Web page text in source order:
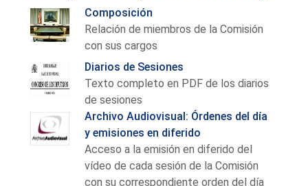
Composición
Relación de miembros de la Comisión
con sus cargos
Diarios de Sesiones
Texto completo en PDF de los diarios
de sesiones
Archivo Audiovisual: Órdenes del día
y emisiones en diferido
Acceso a la emisión en diferido del
vídeo de cada sesión de la Comisión
con su correspondiente orden del día